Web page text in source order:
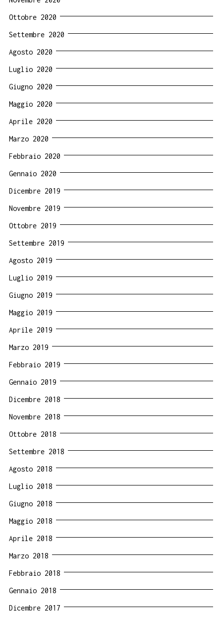
Ottobre 2020
Settembre 2020
Agosto 2020
Luglio 2020
Giugno 2020
Maggio 2020
Aprile 2020
Marzo 2020
Febbraio 2020
Gennaio 2020
Dicembre 2019
Novembre 2019
Ottobre 2019
Settembre 2019
Agosto 2019
Luglio 2019
Giugno 2019
Maggio 2019
Aprile 2019
Marzo 2019
Febbraio 2019
Gennaio 2019
Dicembre 2018
Novembre 2018
Ottobre 2018
Settembre 2018
Agosto 2018
Luglio 2018
Giugno 2018
Maggio 2018
Aprile 2018
Marzo 2018
Febbraio 2018
Gennaio 2018
Dicembre 2017